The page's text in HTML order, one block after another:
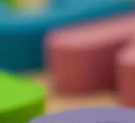
tvoras; – Po